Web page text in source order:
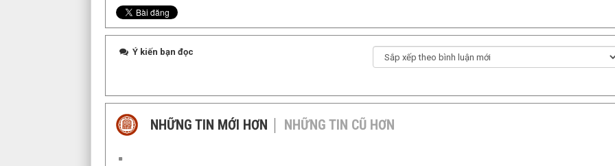
Ý kiến bạn đọc
NHỮNG TIN MỚI HƠN NHỮNG TIN CŨ HƠN